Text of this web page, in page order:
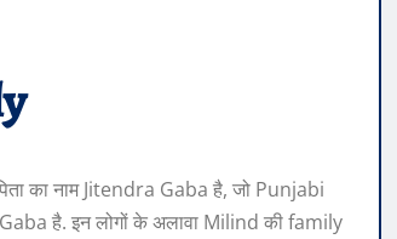
का नाम Jitendra Gaba है, जो Punjabi
है. इन लोगों के अलावा Milind की family